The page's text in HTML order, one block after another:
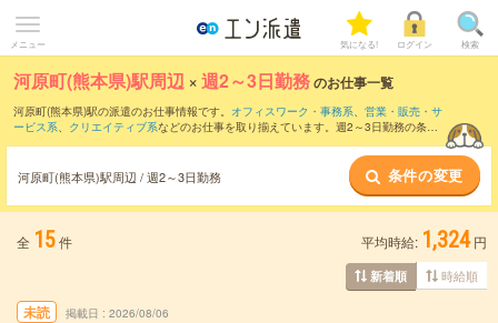
メニュー 気になる! ログイン 検索
河原町(熊本県)駅周辺 ×週2～3日勤務のお仕事一覧
河原町(熊本県)駅の派遣のお仕事情報です。 オフィスワーク・事務系、 営業・販売・サ
ービス系、 クリエイティブ系などのお仕事を取り揃えています。週2～3日勤務の条件
河原町(熊本県)駅周辺 / 週2～3日勤務 条件の変更
全 15件 平均時給: 1,324 円
新着順 時給順
未読 掲載日 2026/08/06